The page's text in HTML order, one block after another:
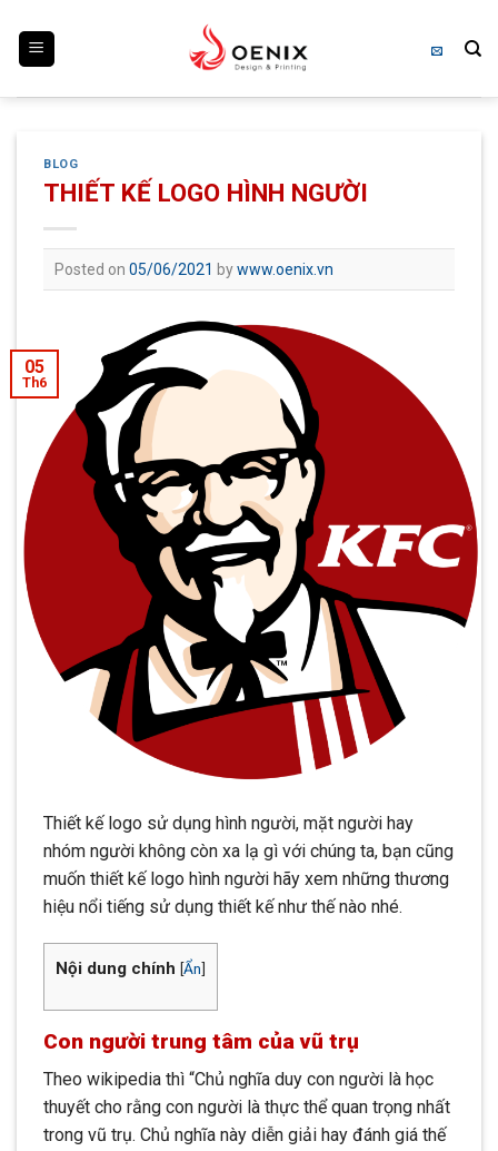
content
BLOG
THIẾT KẾ LOGO HÌNH NGƯỜI
Posted on 05/06/2021 bywww.oenix.vn
05
Th6
Thiết kế logo sử dụng hình người, mặt người hay
nhóm người không còn xa lạ gì với chúng ta, bạn cũng
muốn thiết kế logo hình người hãy xem những thương
hiệu nổi tiếng sử dụng thiết kế như thế nào nhé.
Nội dung chính [Ẩn]
Con người trung tâm của vũ trụ
Theo wikipedia thì “Chủ nghĩa duy con người là học
thuyết cho rằng con người là thực thể quan trọng nhất
trong vũ trụ. Chủ nghĩa này diễn giải hay đánh giá thế